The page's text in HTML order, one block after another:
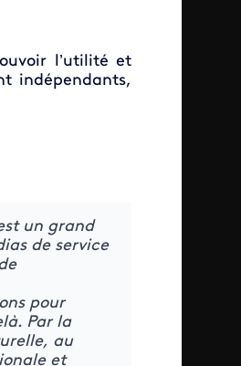
l’utilité et
indépendants,
un grand
de service
pour
Par la
au
et